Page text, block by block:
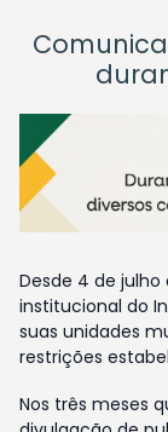
Desde 4 de
institucional do
suas unidades
restrições
Nos três meses